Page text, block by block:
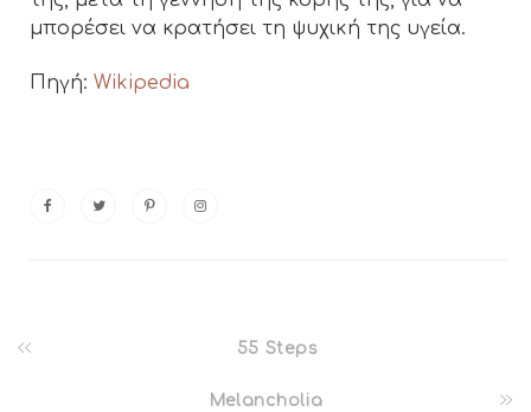
μπορέσει να κρατήσει τη ψυχική της υγεία.
Πηγή: Wikipedia
55 Steps
Melancholia